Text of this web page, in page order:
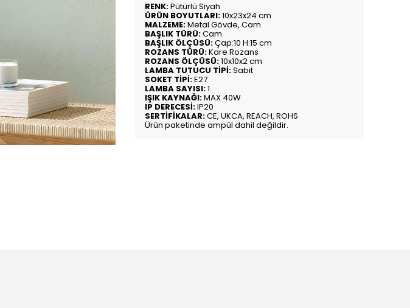
RENK:Pütürlü Siyah
ÜRÜN BOYUTLARI:10x23x24 cm
MALZEME:Metal Gövde, Cam
BAŞLIK TÜRÜ:Cam
BAŞLIK ÖLÇÜSÜ:Çap:10 H:15 cm
ROZANS TÜRÜ:Kare Rozans
ROZANS ÖLÇÜSÜ:10x10x2 cm
LAMBA TUTUCU TİPİ:Sabit
SOKET TİPİ:E27
LAMBA SAYISI:1
IŞIK KAYNAĞI:MAX 40W
IP DERECESİ:IP20
SERTİFİKALAR:CE, UKCA, REACH, ROHS
Ürün paketinde ampül dahil değildir.